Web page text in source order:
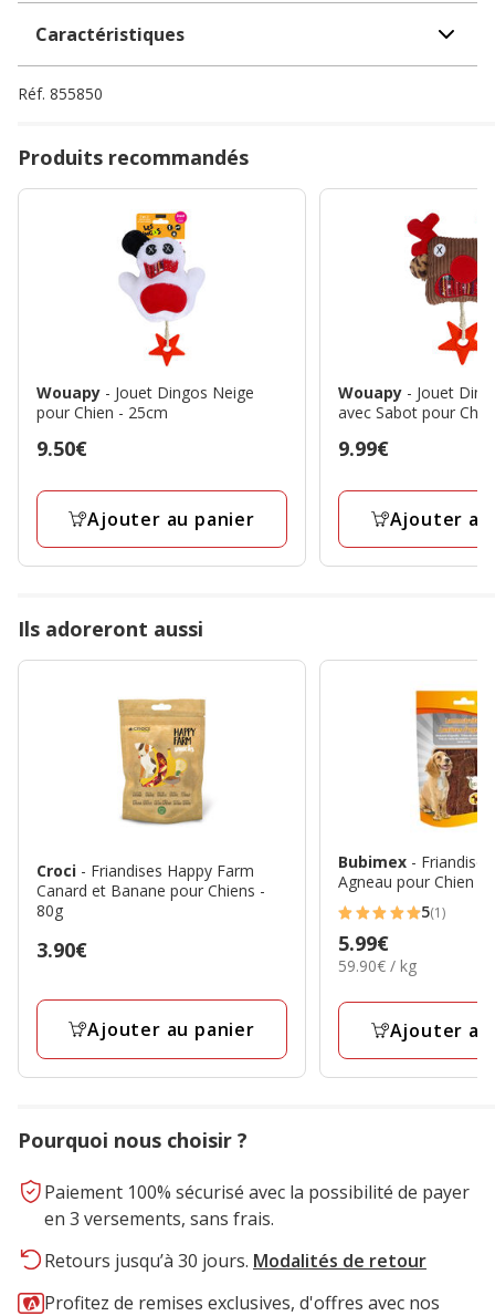
Caractéristiques
Réf. 855850
Produits recommandés
Wouapy - Jouet Dingos Neige
pour Chien - 25cm
Prix
9.50€
Ajouter au panier
Wouapy - Jouet
avec Sabot pour
Prix
9.99€
Ajouter
Ils adoreront aussi
Croci - Friandises Happy Farm
Canard et Banane pour Chiens -
80g
Prix
3.90€
Ajouter au panier
Bubimex -
Agneau pour Chien -
5
étoiles
avec
1
5(1)
Prix
5.99€
5.99€
59.90€
Kg
59.90€ / kg
Ajouter
Pourquoi nous choisir ?
Paiement 100% sécurisé avec la possibilité de payer
en 3 versements, sans frais.
Retours jusqu’à 30 jours. Modalités de retour
Profitez de remises exclusives, d'offres avec nos